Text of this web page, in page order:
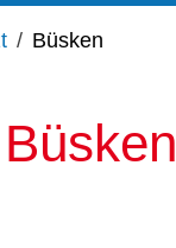
Büsken